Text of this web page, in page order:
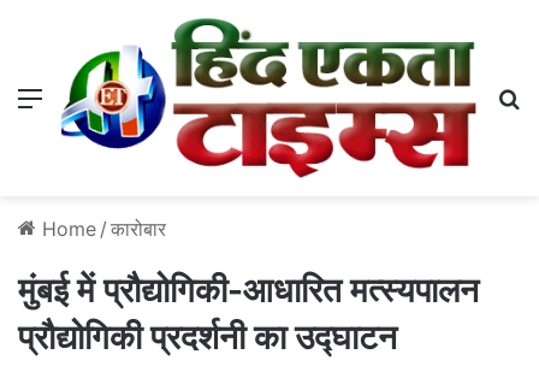
Menu
Home / कारोबार
मुंबई में प्रौद्योगिकी-आधारित मत्स्यपालन
प्रौद्योगिकी प्रदर्शनी का उद्घाटन